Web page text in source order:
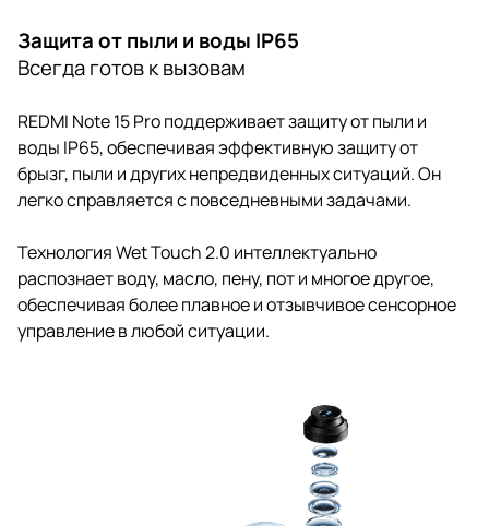
Защита от пыли и воды IP65
Всегда готов к вызовам
REDMI Note 15 Pro поддерживает защиту от пыли и
воды IP65, обеспечивая эффективную защиту от
брызг, пыли и других непредвиденных ситуаций. Он
легко справляется с повседневными задачами.
Технология Wet Touch 2.0 интеллектуально
распознает воду, масло, пену, пот и многое другое,
обеспечивая более плавное и отзывчивое сенсорное
управление в любой ситуации.